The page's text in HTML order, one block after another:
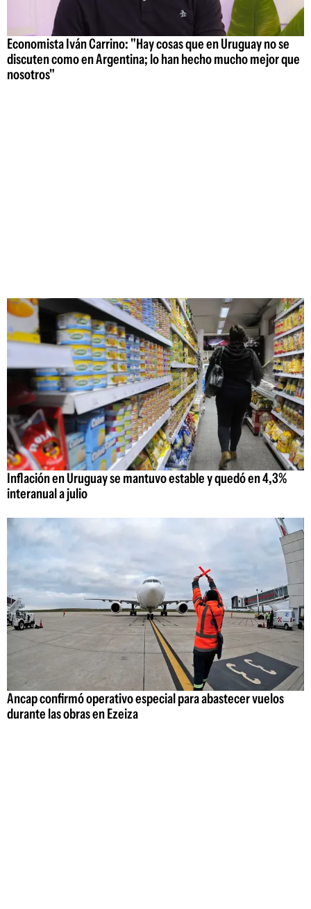
Economista Iván Carrino: "Hay cosas que en Uruguay no se
discuten como en Argentina; lo han hecho mucho mejor que
nosotros"
Inflación en Uruguay se mantuvo estable y quedó en 4,3%
interanual a julio
Ancap confirmó operativo especial para abastecer vuelos
durante las obras en Ezeiza